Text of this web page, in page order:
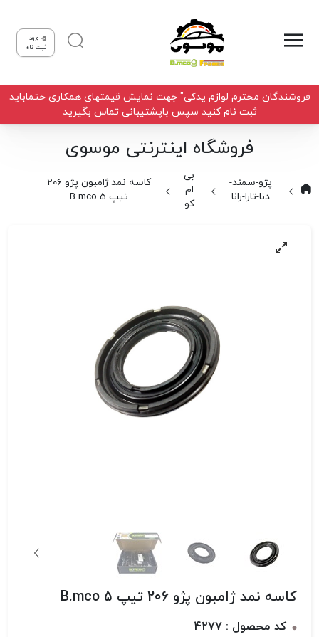
ورود |
ثبت نام
فروشندگان محترم لوازم یدکی" جهت نمایش قیمتهای همکاری حتماباید
ثبت نام کنید سپس باپشتیبانی تماس بگیرید
فروشگاه اینترنتی موسوی
پژو-سمند-
دنا-تارا-رانا
بی
ام
کو
کاسه نمد ژامبون پژو 206
تیپ 5 B.mco
کاسه نمد ژامبون پژو 206 تیپ 5 B.mco
کد محصول : 4277